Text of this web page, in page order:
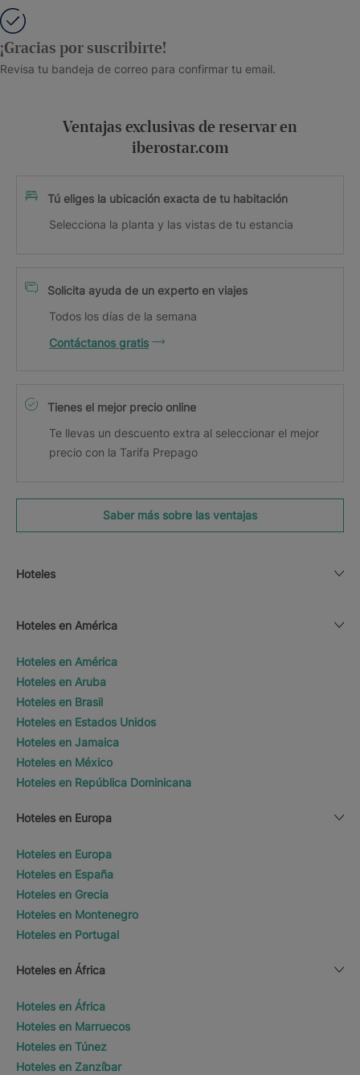
¡Gracias por suscribirte!
Revisa tu bandeja de correo para confirmar tu email.
Ventajas exclusivas de reservar en
iberostar.com
Tú eliges la ubicación exacta de tu habitación
Selecciona la planta y las vistas de tu estancia
Solicita ayuda de un experto en viajes
Todos los días de la semana
Contáctanos gratis
Tienes el mejor precio online
Te llevas un descuento extra al seleccionar el mejor
precio con la Tarifa Prepago
Saber más sobre las ventajas
Hoteles
Hoteles en América
Hoteles en América
Hoteles en Aruba
Hoteles en Brasil
Hoteles en Estados Unidos
Hoteles en Jamaica
Hoteles en México
Hoteles en República Dominicana
Hoteles en Europa
Hoteles en Europa
Hoteles en España
Hoteles en Grecia
Hoteles en Montenegro
Hoteles en Portugal
Hoteles en África
Hoteles en África
Hoteles en Marruecos
Hoteles en Túnez
Hoteles en Zanzíbar